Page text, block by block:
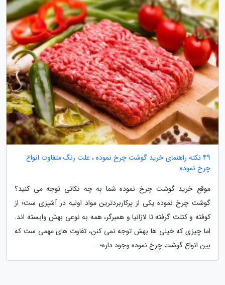
49 نکته راهنمای خرید گوشت چرخ نموده ، علت رنگ متفاوت انواع
چرخ نموده
موقع خرید گوشت چرخ نموده شما به چه نکاتی توجه می کنید؟
گوشت چرخ نموده یکی از پرکاربردترین مواد اولیه در آشپزی ست؛ از
کوفته و کتلت گرفته تا لازانیا و همبرگر، همه به نوعی بهش وابسته اند.
اما چیزی که خیلی ها بهش توجه نمی کنن، تفاوت های مهمی ست که
بین انواع گوشت چرخ نموده وجود داره؛...